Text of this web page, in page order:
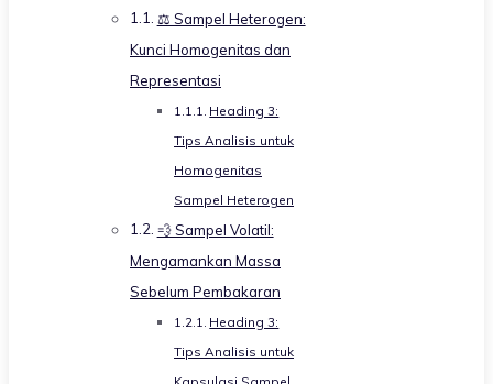
⚖️ Sampel Heterogen:
Kunci Homogenitas dan
Representasi
Heading 3:
Tips Analisis untuk
Homogenitas
Sampel Heterogen
💨 Sampel Volatil:
Mengamankan Massa
Sebelum Pembakaran
Heading 3:
Tips Analisis untuk